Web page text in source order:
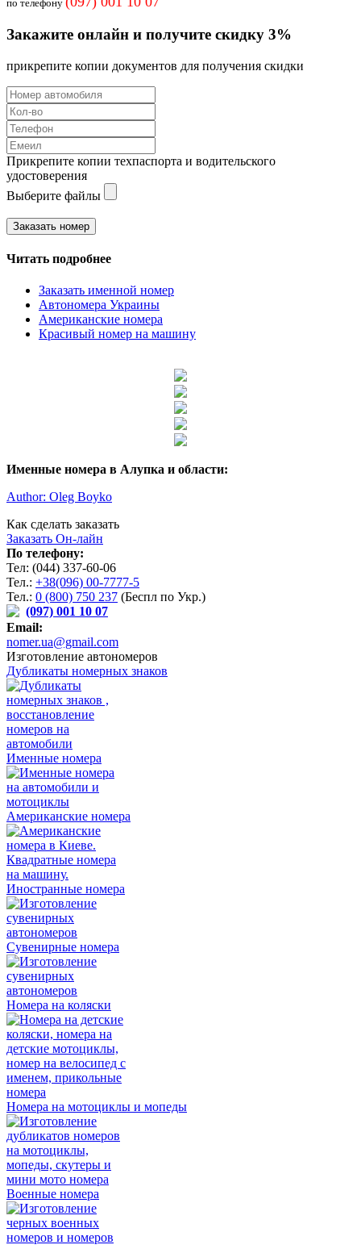
по телефону
Закажите онлайн и получите скидку 3%
прикрепите копии документов для получения скидки
Прикрепите копии техпаспорта и водительского
удостоверения
Выберите файлы
Читать подробнее
Заказать именной номер
Автономера Украины
Американские номера
Красивый номер на машину
Именные номера в Алупка и области:
Author: Oleg Boyko
Как сделать заказать
Заказать Он-лайн
По телефону:
Тел: (044) 337-60-06
Тел.: +38(096) 00-7777-5
Тел.: 0 (800) 750 237 (Беспл по Укр.)
(097) 001 10 07
Email:
nomer.ua@gmail.com
Изготовление автономеров
Дубликаты номерных знаков
Именные номера
Американские номера
Иностранные номера
Сувенирные номера
Номера на коляски
Номера на мотоциклы и мопеды
Военные номера